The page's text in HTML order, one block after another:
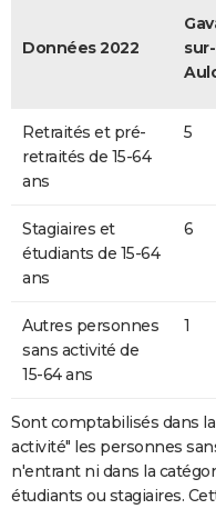
Données 2022
sur-
Retraités et pré-
retraités de 15-64
ans
5
Stagiaires et
étudiants de 15-64
ans
6
Autres personnes
sans activité de
15-64 ans
1
Sont comptabilisés dans
activité" les personnes
n'entrant ni dans la
étudiants ou stagiaires.